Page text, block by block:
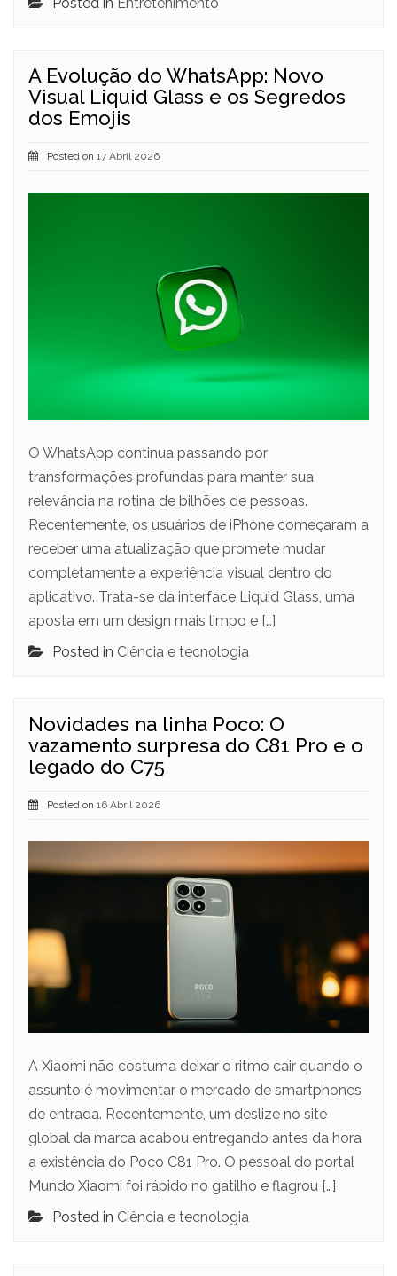
A Evolução do WhatsApp: Novo
Visual Liquid Glass e os Segredos
dos Emojis
Posted on 17 Abril 2026
O WhatsApp continua passando por
transformações profundas para manter sua
relevância na rotina de bilhões de pessoas.
Recentemente, os usuários de iPhone começaram a
receber uma atualização que promete mudar
completamente a experiência visual dentro do
aplicativo. Trata-se da interface Liquid Glass, uma
aposta em um design mais limpo e […]
Posted in Ciência e tecnologia
Novidades na linha Poco: O
vazamento surpresa do C81 Pro e o
legado do C75
Posted on 16 Abril 2026
A Xiaomi não costuma deixar o ritmo cair quando o
assunto é movimentar o mercado de smartphones
de entrada. Recentemente, um deslize no site
global da marca acabou entregando antes da hora
a existência do Poco C81 Pro. O pessoal do portal
Mundo Xiaomi foi rápido no gatilho e flagrou […]
Posted in Ciência e tecnologia